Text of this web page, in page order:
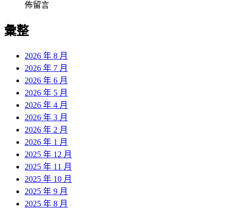
佈留言
彙整
2026 年 8 月
2026 年 7 月
2026 年 6 月
2026 年 5 月
2026 年 4 月
2026 年 3 月
2026 年 2 月
2026 年 1 月
2025 年 12 月
2025 年 11 月
2025 年 10 月
2025 年 9 月
2025 年 8 月